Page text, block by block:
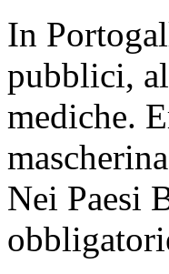
In
pubblici,
mediche.
Nei Paesi